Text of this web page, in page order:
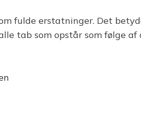
fulde erstatninger. Det
tab som opstår som følge af